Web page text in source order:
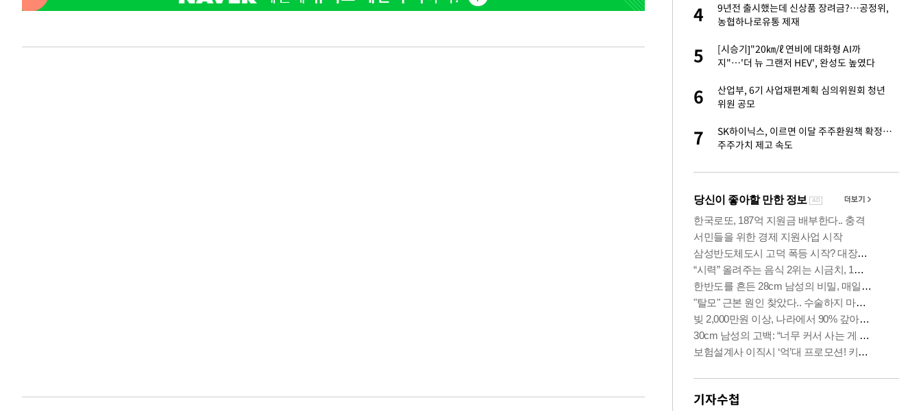
2시간 전 >'여긴 20도, 저긴 50도'…열화상 카메라로 본 폭염 저감시설 '온도차'
3시간 전 >튀르키예 외무장관, "메카 3국 방위협정은 이란이 목표 아냐 " 밝혀
4
제니, 동거 여부 물음에 "여기까지만 하자"
5
'여긴 20도, 저긴 50도'…열화상 카메라로 본
4
9년전 출시했는데 신상품 장려금?…공정위,
농협하나로유통 제재
5
[시승기]"20㎞/ℓ 연비에 대화형 AI까
지"…'더 뉴 그랜저 HEV', 완성도 높였다
6
산업부, 6기 사업재편계획 심의위원회 청년
위원 공모
7
SK하이닉스, 이르면 이달 주주환원책 확정…
주주가치 제고 속도
기자수첩